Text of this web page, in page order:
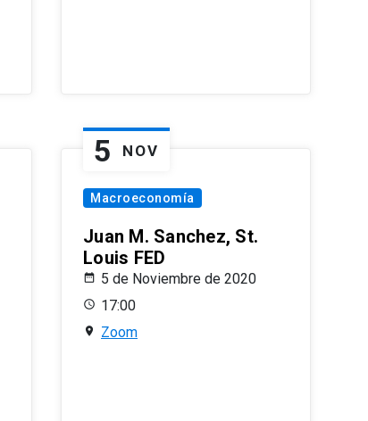
5 NOV
Macroeconomía
Juan M. Sanchez, St.
Louis FED
5 de Noviembre de 2020
17:00
Zoom